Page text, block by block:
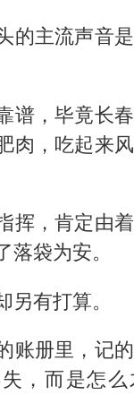
的主流声音
谱，毕竟长
肉，吃起来
挥，肯定由
袋为安。
有打算。
账册里，记
，而是怎